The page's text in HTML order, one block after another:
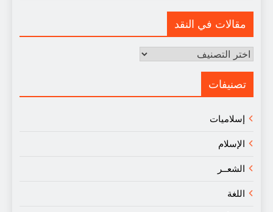
مقالات في النقد
مقالات
النقد
تصنيفات
إسلاميات
الإسلام
الشعــر
اللغة